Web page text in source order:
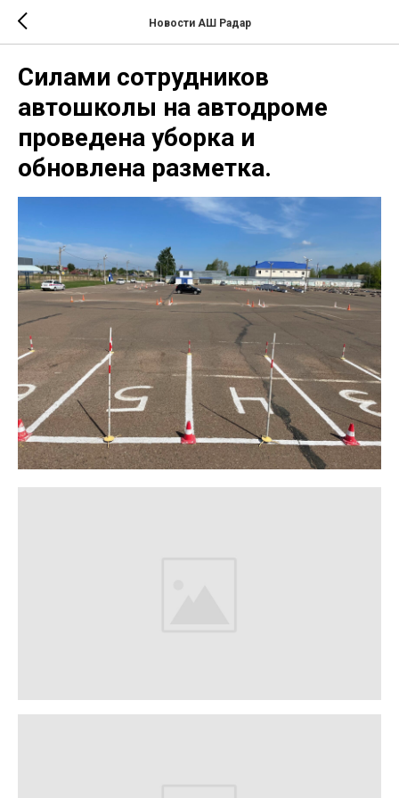
Новости АШ Радар
Силами сотрудников
автошколы на автодроме
проведена уборка и
обновлена разметка.